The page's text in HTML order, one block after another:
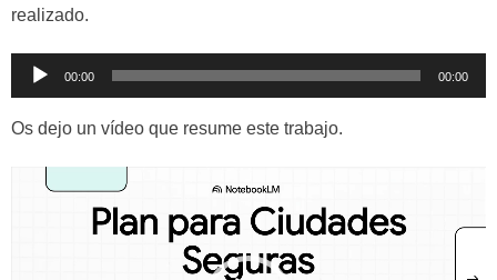
realizado.
Reproductor
00:00 00:00
Os dejo un vídeo que resume este trabajo.